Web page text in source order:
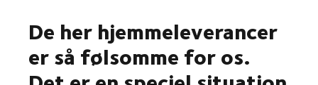
De her hjemmeleverancer
er så følsomme for os.